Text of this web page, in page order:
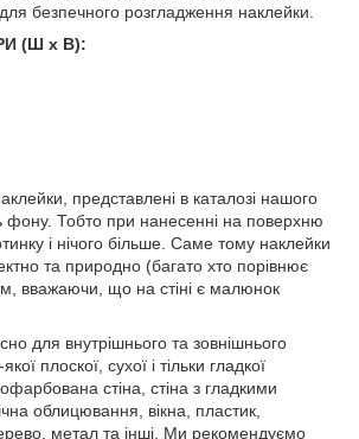
безпечного розгладження наклейки.
(Ш х В):
представлені в каталозі нашого
фону. Тобто при нанесенні на поверхню
і нічого більше. Саме тому наклейки
та природно (багато хто порівнює
вважаючи, що на стіні є малюнок
для внутрішнього та зовнішнього
плоскої, сухої і тільки гладкої
стіна, стіна з гладкими
облицювання, вікна, пластик,
метал та інші. Ми рекомендуємо